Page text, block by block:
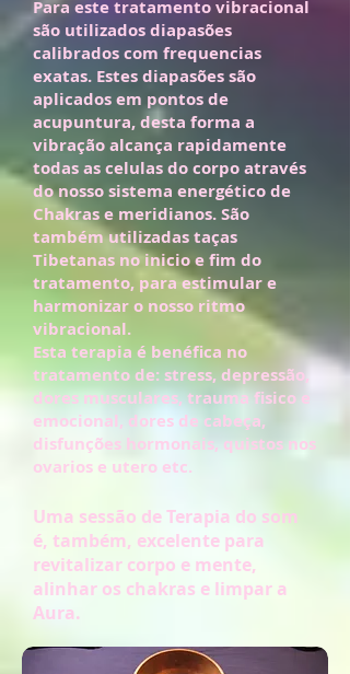
Para este tratamento vibracional
são utilizados diapasões
calibrados com frequencias
exatas. Estes diapasões são
aplicados em pontos de
acupuntura, desta forma a
vibração alcança rapidamente
todas as celulas do corpo através
do nosso sistema energético de
Chakras e meridianos. São
também utilizadas taças
Tibetanas no inicio e fim do
tratamento, para estimular e
harmonizar o nosso ritmo
vibracional.
Esta terapia é benéfica no
tratamento de: stress, depressão,
dores musculares, trauma fisico e
emocional, dores de cabeça,
disfunções hormonais, quistos nos
ovarios e utero etc.
Uma sessão de Terapia do som
é, também, excelente para
revitalizar corpo e mente,
alinhar os chakras e limpar a
Aura.